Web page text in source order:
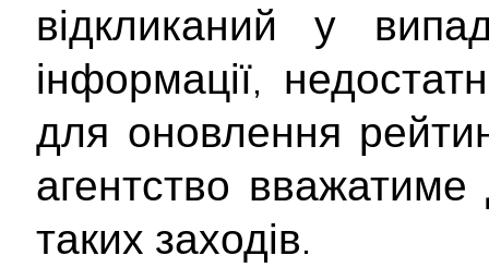
відкликаний у
інформації,
для оновлення
агентство вважатиме
таких заходів.